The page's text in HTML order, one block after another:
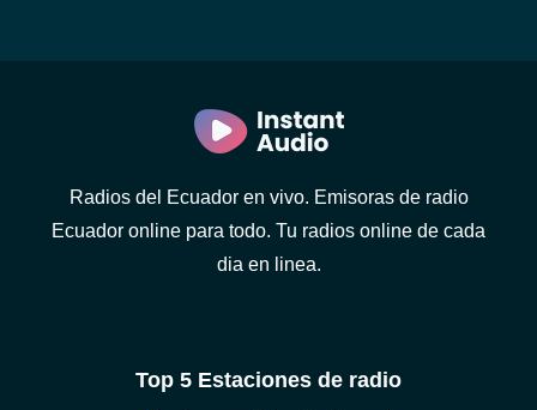
Radios del Ecuador en vivo. Emisoras de radio
Ecuador online para todo. Tu radios online de cada
dia en linea.
Top 5 Estaciones de radio